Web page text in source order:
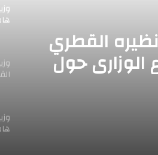
نظيره القطري
حول